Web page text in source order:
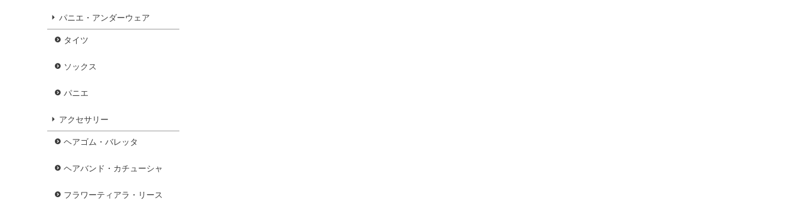
パニエ・アンダーウェア
タイツ
ソックス
パニエ
アクセサリー
ヘアゴム・バレッタ
ヘアバンド・カチューシャ
フラワーティアラ・リース